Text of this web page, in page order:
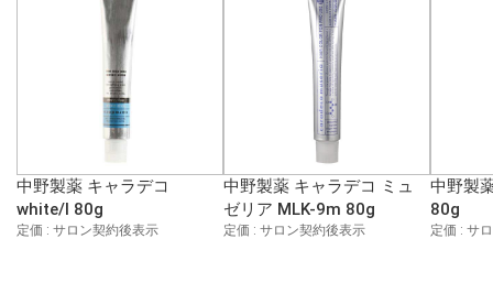
中野製薬 キャラデコ
white/l 80g
定価 : サロン契約後表示
中野製薬 キャラデコ ミュ
ゼリア MLK-9m 80g
定価 : サロン契約後表示
中野製
80g
定価 : サ